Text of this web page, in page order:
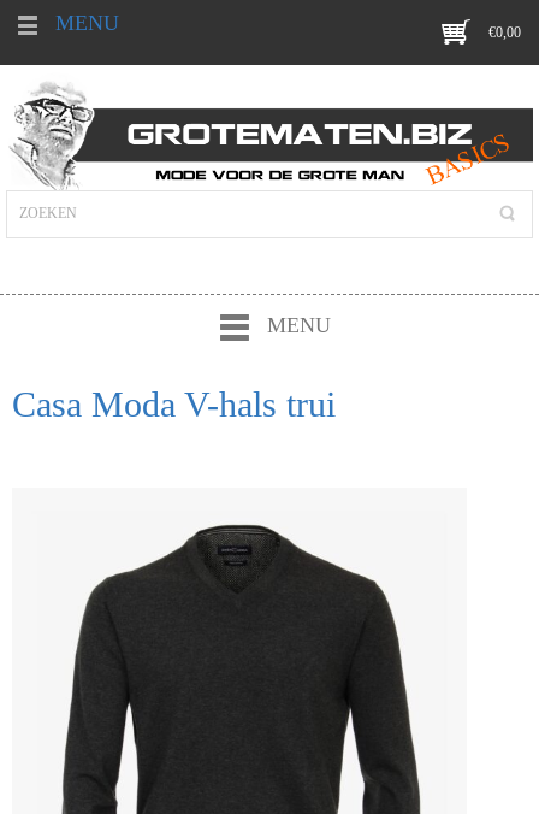
MENU €0,00
MENU
Casa Moda V-hals trui